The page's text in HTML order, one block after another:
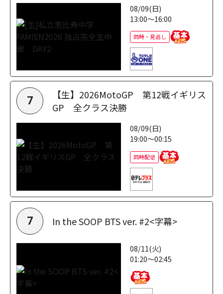
08/09(日)
13:00～16:00
同時・見逃し
7
【生】2026MotoGP 第12戦イギリス
GP 全クラス決勝
08/09(日)
19:00～00:15
同時配信
7 In the SOOP BTS ver. #2<字幕>
08/11(火)
01:20～02:45